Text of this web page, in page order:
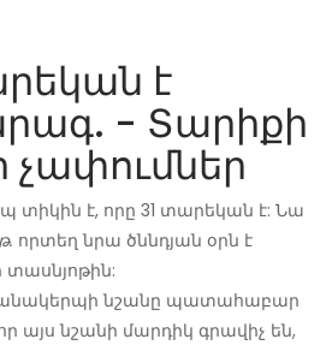
է
- Տարիքի
չափումներ
տիկին է, որը 31 տարեկան է: Նա
որտեղ նրա ծննդյան օրն է
տասնյոթին:
նշանը պատահաբար
այս նշանի մարդիկ գրավիչ են,